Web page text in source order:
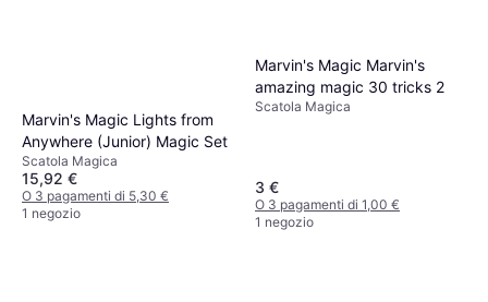
Marvin's Magic Lights from
Anywhere (Junior) Magic Set
Scatola Magica
15,92 €
O 3 pagamenti di 5,30 €
1 negozio
Marvin's Magic Marvin's
amazing magic 30 tricks 2
Scatola Magica
3 €
O 3 pagamenti di 1,00 €
1 negozio